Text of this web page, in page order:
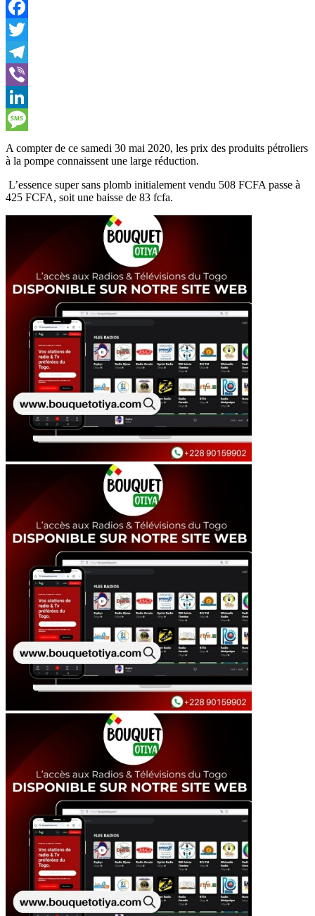
WhatsApp
Facebook
Twitter
Telegram
Viber
LinkedIn
Message
A compter de ce samedi 30 mai 2020, les prix des produits pétroliers
à la pompe connaissent une large réduction.
L’essence super sans plomb initialement vendu 508 FCFA passe à
425 FCFA, soit une baisse de 83 fcfa.